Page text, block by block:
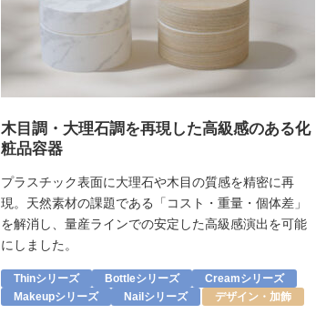
木目調・大理石調を再現した高級感のある化
粧品容器
プラスチック表面に大理石や木目の質感を精密に再
現。天然素材の課題である「コスト・重量・個体差」
を解消し、量産ラインでの安定した高級感演出を可能
にしました。
Thinシリーズ Bottleシリーズ
Creamシリーズ
Makeupシリーズ
Nailシリーズ デザイン・加飾